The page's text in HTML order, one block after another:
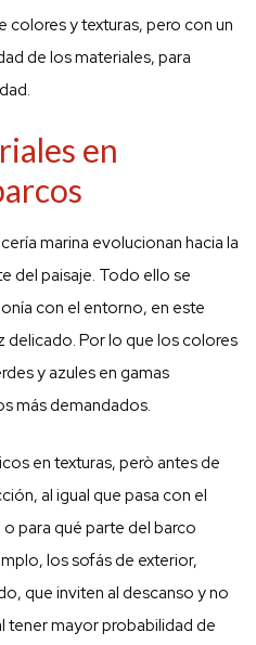
colores y texturas, pero con un
de los materiales, para
en
marina evolucionan hacia la
del paisaje. Todo ello se
con el entorno, en este
delicado. Por lo que los colores
y azules en gamas
más demandados.
en texturas, però antes de
al igual que pasa con el
para qué parte del barco
los sofás de exterior,
que inviten al descanso y no
tener mayor probabilidad de